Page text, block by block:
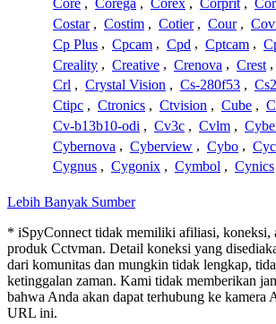
Core , Corega , Corex , Corprit ,
Costar , Costim , Cotier , Cour ,
Cp Plus , Cpcam , Cpd , Cptcam ,
Creality , Creative , Crenova , Crest ,
Crl , Crystal Vision , Cs-280f53 ,
Ctipc , Ctronics , Ctvision , Cube ,
Cv-b13b10-odi , Cv3c , Cvlm ,
Cybernova , Cyberview , Cybo ,
Cygnus , Cygonix , Cymbol , Cynics
Lebih Banyak Sumber
* iSpyConnect tidak memiliki afiliasi, koneksi,
produk Cctvman. Detail koneksi yang
dari komunitas dan mungkin tidak lengkap,
ketinggalan zaman. Kami tidak memberikan
bahwa Anda akan dapat terhubung ke kamera
URL ini.